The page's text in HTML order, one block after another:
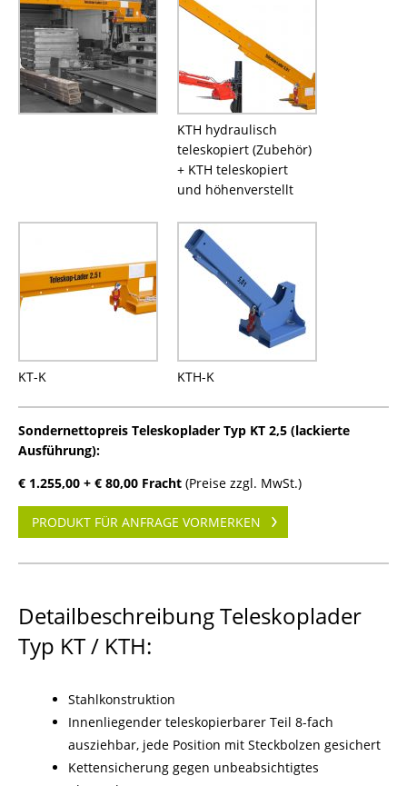
KTH hydraulisch
teleskopiert (Zubehör)
+ KTH teleskopiert
und höhenverstellt
KT-K KTH-K
Sondernettopreis Teleskoplader Typ KT 2,5 (lackierte
Ausführung):
€ 1.255,00 + € 80,00 Fracht (Preise zzgl. MwSt.)
PRODUKT FÜR ANFRAGE VORMERKEN
Detailbeschreibung Teleskoplader
Typ KT / KTH:
Stahlkonstruktion
Innenliegender teleskopierbarer Teil 8-fach
ausziehbar, jede Position mit Steckbolzen gesichert
Kettensicherung gegen unbeabsichtigtes